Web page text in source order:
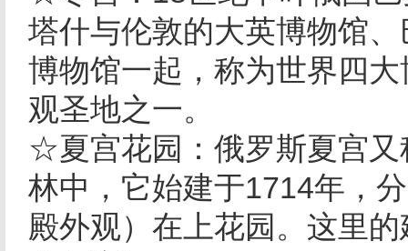
塔什与伦敦的大英博物馆
博物馆一起，称为世界四
观圣地之一。
☆夏宫花园：俄罗斯夏宫
林中，它始建于1714年，
殿外观）在上花园。这里